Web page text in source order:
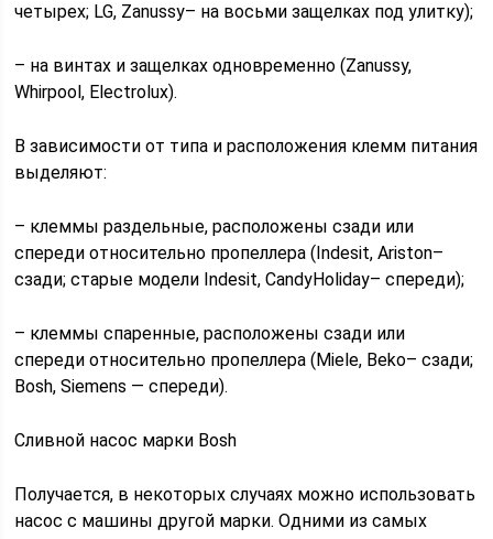
четырех; LG, Zanussy– на восьми защелках под улитку);
– на винтах и защелках одновременно (Zanussy,
Whirpool, Electrolux).
В зависимости от типа и расположения клемм питания
выделяют:
– клеммы раздельные, расположены сзади или
спереди относительно пропеллера (Indesit, Ariston–
сзади; старые модели Indesit, CandyHoliday– спереди);
– клеммы спаренные, расположены сзади или
спереди относительно пропеллера (Miele, Beko– сзади;
Bosh, Siemens — спереди).
Сливной насос марки Bosh
Получается, в некоторых случаях можно использовать
насос с машины другой марки. Одними из самых